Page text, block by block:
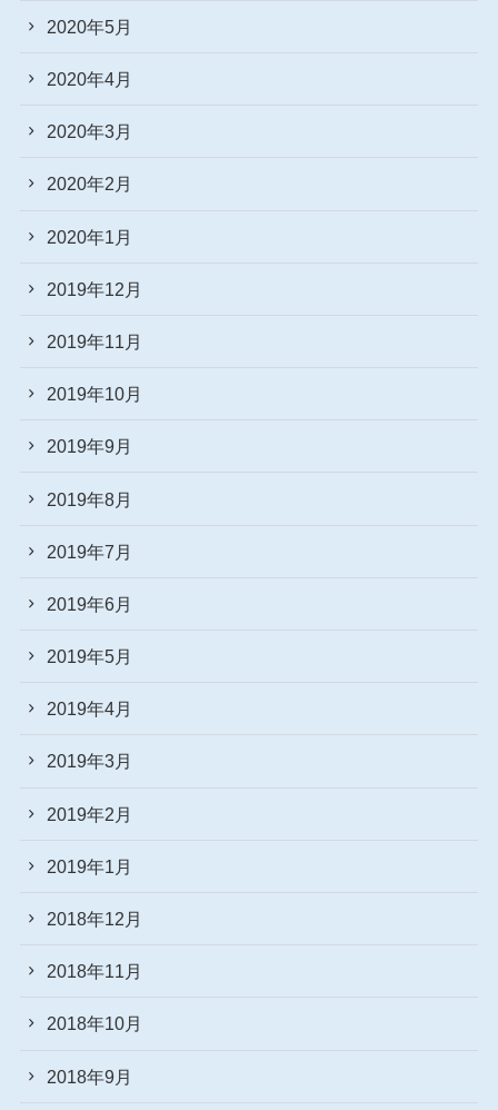
2020年5月
2020年4月
2020年3月
2020年2月
2020年1月
2019年12月
2019年11月
2019年10月
2019年9月
2019年8月
2019年7月
2019年6月
2019年5月
2019年4月
2019年3月
2019年2月
2019年1月
2018年12月
2018年11月
2018年10月
2018年9月